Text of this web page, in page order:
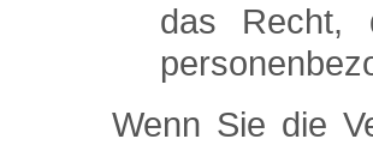
das Recht,
Wenn Sie die